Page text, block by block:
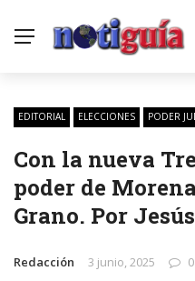
EDITORIAL ELECCIONES PODER
Con la nueva
poder de
Grano. Por
Redacción 3 junio, 2025 0